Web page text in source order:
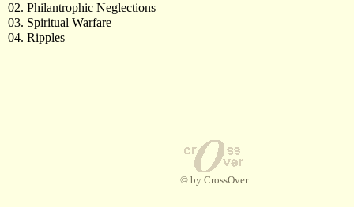
02. Philantrophic Neglections
03. Spiritual Warfare
04. Ripples
© by CrossOver